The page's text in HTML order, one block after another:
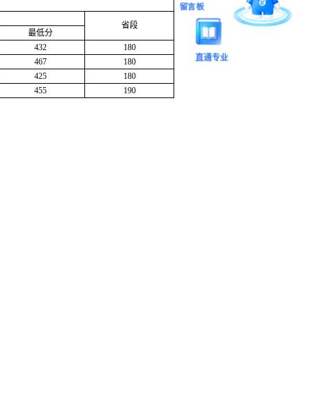
省段
最低分
432
180
467
180
425
180
455 190
留言板
直通专业